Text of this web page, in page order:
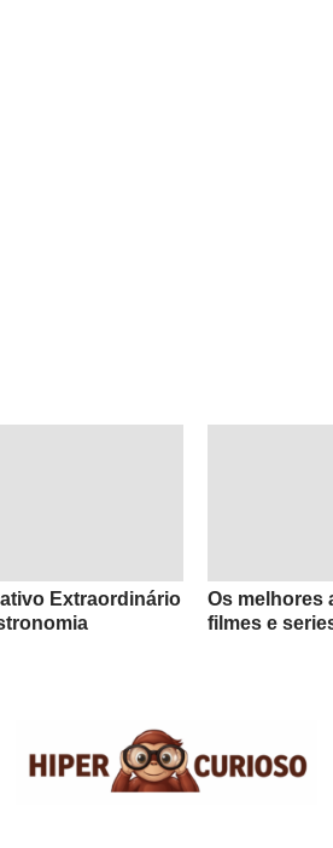
Extraordinário
Os melhores
filmes e